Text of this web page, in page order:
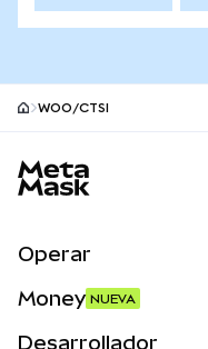
WOO/CTSI
Operar
Money NUEVA
Desarrollador